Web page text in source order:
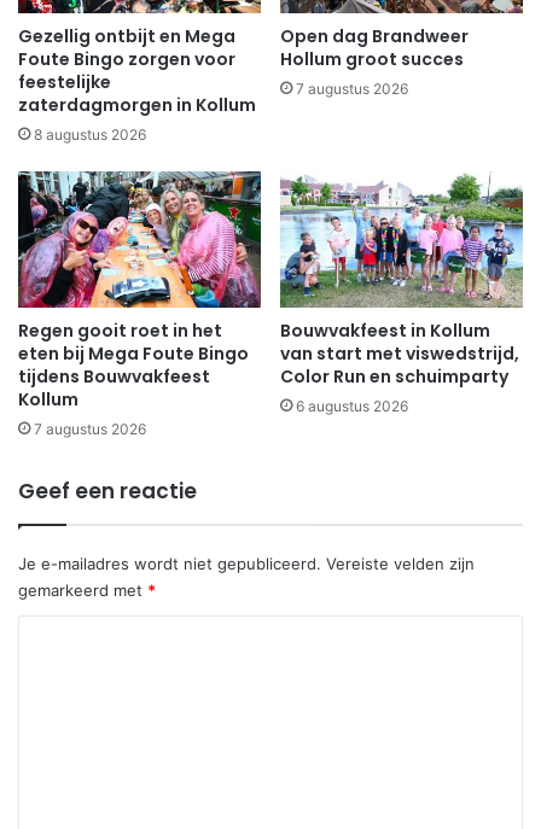
Gezellig ontbijt en Mega
Foute Bingo zorgen voor
feestelijke
zaterdagmorgen in Kollum
8 augustus 2026
Open dag Brandweer
Hollum groot succes
7 augustus 2026
Regen gooit roet in het
eten bij Mega Foute Bingo
tijdens Bouwvakfeest
Kollum
7 augustus 2026
Bouwvakfeest in Kollum
van start met viswedstrijd,
Color Run en schuimparty
6 augustus 2026
Geef een reactie
Je e-mailadres wordt niet gepubliceerd. Vereiste velden zijn
gemarkeerd met *